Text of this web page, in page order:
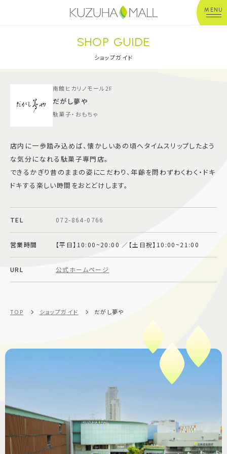
MENU
年中無休平 日：10:00~20:00
※店舗により異なる
ショップガイド
グルメ＆フード
ショップニュース
イベント
キッズ＆ベビー
施設案内
アクセス＆駐車場
よくあるご質問
スタッフ募集
サイトマップ
Follow US
SHOP GUIDE
ショップガイド
南館ヒカリノモール2F
だがし夢や
駄菓子・おもちゃ
店内に一歩踏み込めば、懐かしいあの頃へタイムスリップしたよう
な気分になれる駄菓子専門店。
できるかぎり昔のままの姿にこだわり、年齢を問わずわくわく・ドキ
ドキする楽しい時間をおとどけします。
TEL 072-864-0766
営業時間 【平日】10:00~20:00 ／【土日祝】10:00~21:00
URL 公式ホームページ
TOP ショップガイド だがし夢や